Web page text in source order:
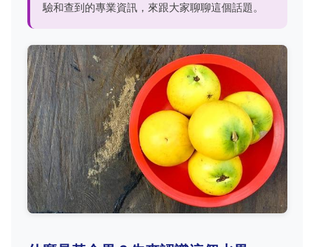
驗和查到的專業資訊，來跟大家聊聊這個話題。